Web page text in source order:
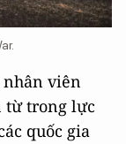
viên
từ trong lực
quốc gia